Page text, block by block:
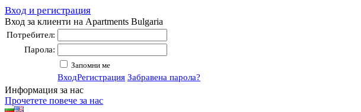
Вход и регистрация
Вход за клиенти на Apartments Bulgaria
Потребител:
Парола:
Запомни ме
ВходРегистрация Забравена парола?
Информация за нас
Прочетете повече за нас